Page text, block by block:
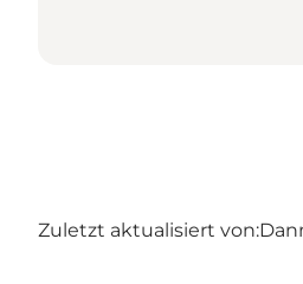
Zuletzt aktualisiert von: